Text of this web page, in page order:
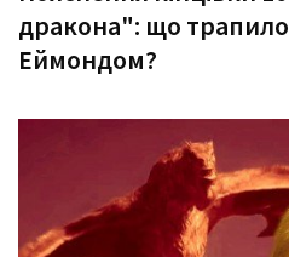
дракона": що
Еймондом?